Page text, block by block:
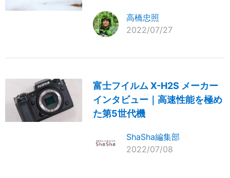
高橋忠照
2022/07/27
富士フイルム X-H2S メーカー
インタビュー｜高速性能を極め
た第5世代機
ShaSha編集部
2022/07/08